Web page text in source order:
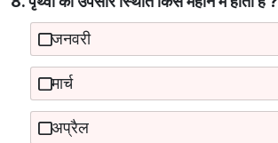
जनवरी
मार्च
अप्रैल